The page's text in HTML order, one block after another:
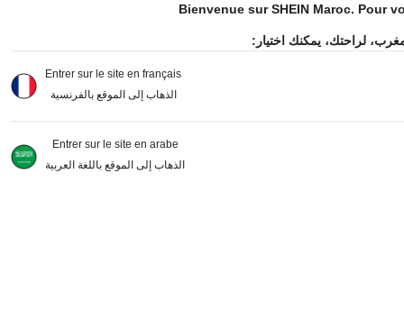
Bienvenue sur SHEIN Maroc. Pour
لراحتك، يمكنك اختيار:
Entrer sur le site en français
الذهاب إلى الموقع بالفرنسية
Entrer sur le site en arabe
الذهاب إلى الموقع باللغة العربية